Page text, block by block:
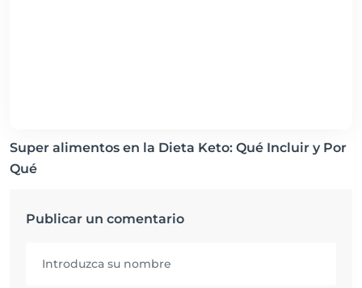
Super alimentos en la Dieta Keto: Qué Incluir y Por
Qué
Publicar un comentario